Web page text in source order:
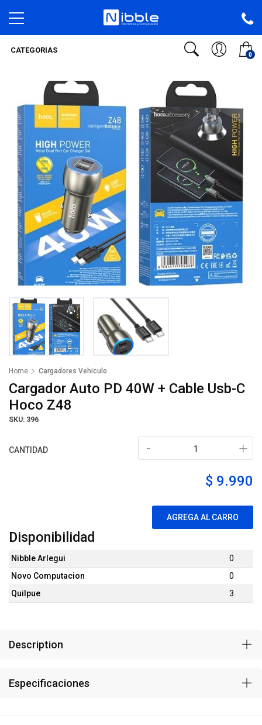
0
CATEGORIAS
Home Cargadores Vehiculo
Cargador Auto PD 40W + Cable Usb-C
Hoco Z48
SKU: 396
CANTIDAD +
-
$ 9.990
AGREGA AL CARRO
Disponibilidad
Nibble Arlegui
0
Novo Computacion
0
Quilpue
3
Description
Especificaciones